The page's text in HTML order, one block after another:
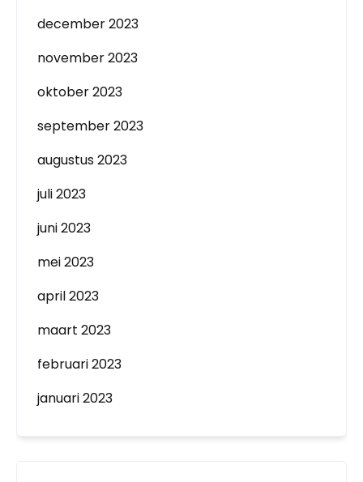
december 2023
november 2023
oktober 2023
september 2023
augustus 2023
juli 2023
juni 2023
mei 2023
april 2023
maart 2023
februari 2023
januari 2023